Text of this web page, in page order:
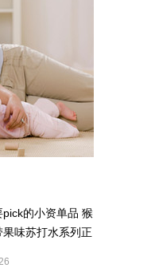
pick的小资单品 猴
果味苏打水系列正